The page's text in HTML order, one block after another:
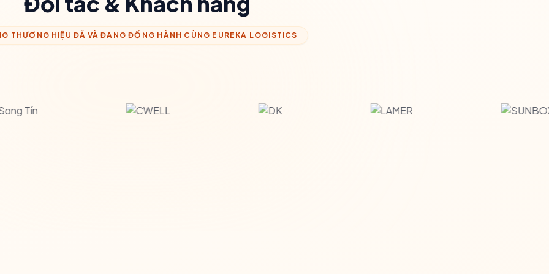
THƯƠNG HIỆU ĐÃ VÀ ĐANG ĐỒNG HÀNH CÙNG EUREKA LOGISTICS